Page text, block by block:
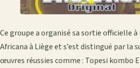
Ce groupe a organisé sa sortie officielle à
Africana à Liège et s’est distingué par la
œuvres réussies comme : Topesi kombo